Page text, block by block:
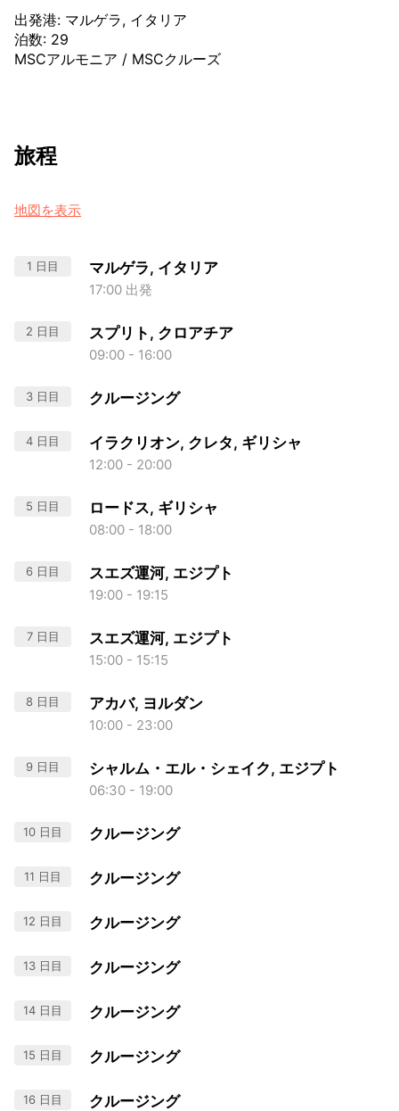
出発港: マルゲラ, イタリア
泊数: 29
MSCアルモニア / MSCクルーズ
旅程
地図を表示
1 日目 マルゲラ, イタリア
17:00 出発
2 日目 スプリト, クロアチア
09:00 - 16:00
3 日目 クルージング
4 日目 イラクリオン, クレタ, ギリシャ
12:00 - 20:00
5 日目 ロードス, ギリシャ
08:00 - 18:00
6 日目 スエズ運河, エジプト
19:00 - 19:15
7 日目 スエズ運河, エジプト
15:00 - 15:15
8 日目 アカバ, ヨルダン
10:00 - 23:00
9 日目 シャルム・エル・シェイク, エジプト
06:30 - 19:00
10 日目 クルージング
11 日目 クルージング
12 日目 クルージング
13 日目 クルージング
14 日目 クルージング
15 日目 クルージング
16 日目 クルージング